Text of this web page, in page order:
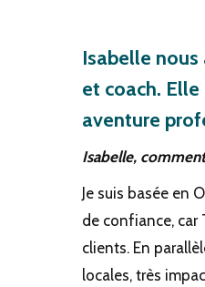
Isabelle
et coach.
aventure
Isabelle,
Je suis basée en
de confiance, car
clients. En
locales, très